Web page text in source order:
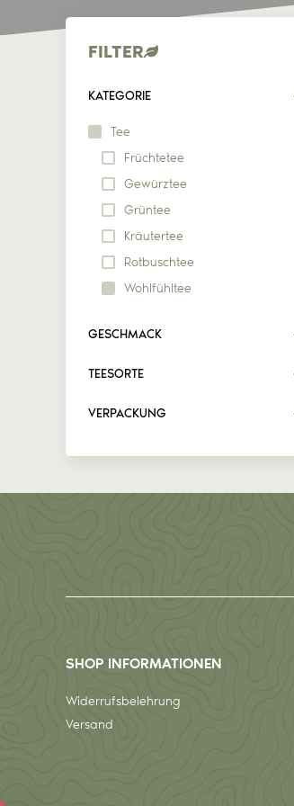
FILTER
KATEGORIE
Tee
Früchtetee
Gewürztee
Grüntee
Kräutertee
Rotbuschtee
Wohlfühltee
GESCHMACK
TEESORTE
VERPACKUNG
SHOP INFORMATIONEN
Widerrufsbelehrung
Versand